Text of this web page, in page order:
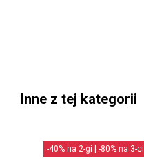
Inne z tej kategorii
-40% na 2-gi | -80% na 3-ci